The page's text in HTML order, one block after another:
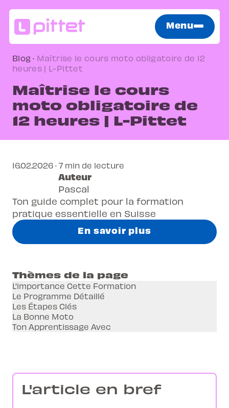
Menu
Blog · Maîtrise le cours moto obligatoire de 12
heures | L-Pittet
Maîtrise le cours
moto obligatoire de
12 heures | L-Pittet
Ton guide complet pour la formation
pratique essentielle en Suisse
En savoir plus
16.02.2026 · 7 min de lecture
Auteur
Pascal
Thèmes de la page
L'importance Cette Formation
Le Programme Détaillé
Les Étapes Clés
La Bonne Moto
Ton Apprentissage Avec
L'article en bref